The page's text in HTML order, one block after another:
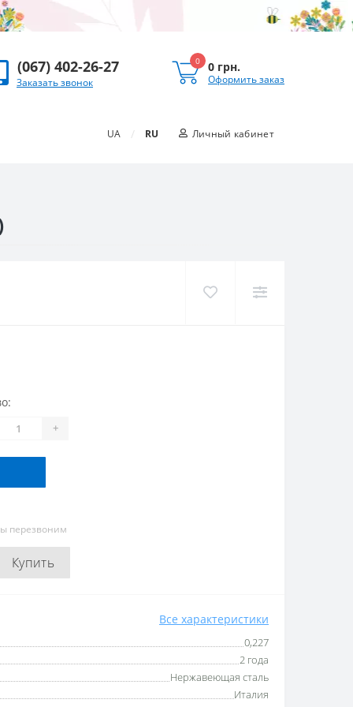
(067) 402-26-27
Заказать звонок
0 0 грн.
Оформить заказ
UA / RU Личный кабинет
+
перезвоним
Купить
Все характеристики
0,227
2 года
Нержавеющая сталь
Италия